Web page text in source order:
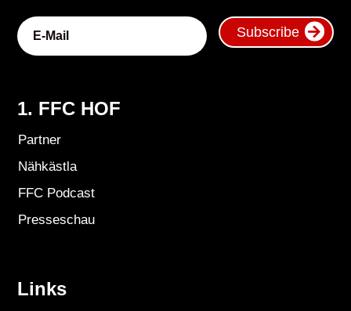
Subscribe
1. FFC HOF
Partner
Nähkästla
FFC Podcast
Presseschau
Links